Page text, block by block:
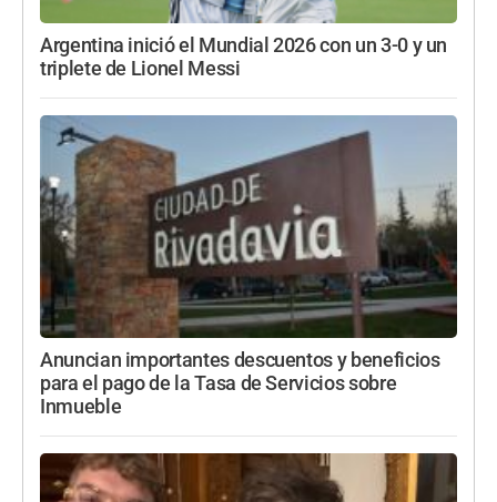
Argentina inició el Mundial 2026 con un 3-0 y un
triplete de Lionel Messi
Anuncian importantes descuentos y beneficios
para el pago de la Tasa de Servicios sobre
Inmueble